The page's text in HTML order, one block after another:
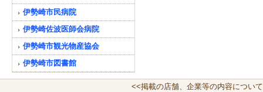
伊勢崎市民病院
伊勢崎佐波医師会病院
伊勢崎市観光物産協会
伊勢崎市図書館
<<掲載の店舗、企業等の内容につい